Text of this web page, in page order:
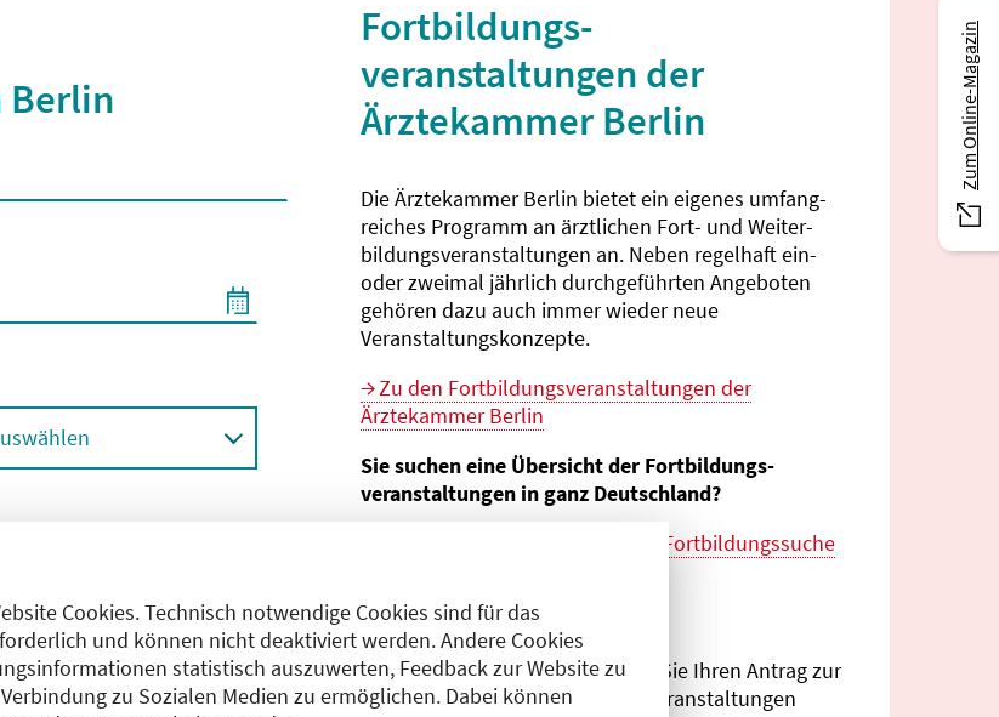
Cookies. Technisch notwendige Cookies sind für das
und können nicht deaktiviert werden. Andere Cookies
statistisch auszuwerten, Feedback zur Website zu
zu Sozialen Medien zu ermöglichen. Dabei können
Berlin
wurden.
Fortbildungs­
veranstaltungen der
Ärztekammer Berlin
Die Ärztekammer Berlin bietet ein eigenes umfang­
reiches Programm an ärztlichen Fort- und Weiter­
bildungs­veranstaltungen an. Neben regelhaft ein-
oder zweimal jährlich durch­geführten Angeboten
gehören dazu auch immer wieder neue
Veranstaltungs­konzepte.
Zu den Fortbildungs­veranstaltungen der
Ärztekammer Berlin
Sie suchen eine Übersicht der Fortbildungs­
veranstaltungen in ganz Deutschland?
bundes­weiten Fortbildungs­suche
Sie sind Veranstalter?
Im
CME-Antragsportalkönnen Sie Ihren Antrag zur
Anerkennung von Fortbildungs­veranstaltungen
Zum Online-Magazin